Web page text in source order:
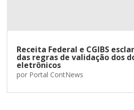
Receita Federal e CGIBS
das regras de validação dos
eletrônicos
por Portal ContNews